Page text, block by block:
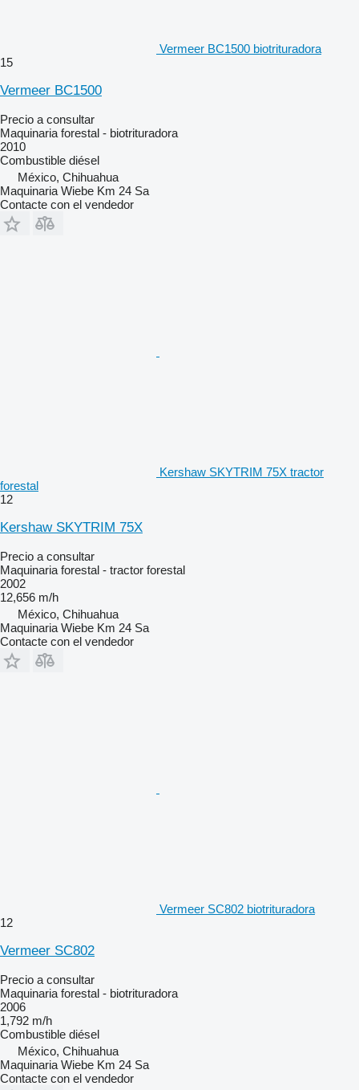
Vermeer BC1500 biotrituradora
15
Vermeer BC1500
Precio a consultar
Maquinaria forestal - biotrituradora
2010
Combustible diésel
México, Chihuahua
Maquinaria Wiebe Km 24 Sa
Contacte con el vendedor
Kershaw SKYTRIM 75X tractor
forestal
12
Kershaw SKYTRIM 75X
Precio a consultar
Maquinaria forestal - tractor forestal
2002
12,656 m/h
México, Chihuahua
Maquinaria Wiebe Km 24 Sa
Contacte con el vendedor
Vermeer SC802 biotrituradora
12
Vermeer SC802
Precio a consultar
Maquinaria forestal - biotrituradora
2006
1,792 m/h
Combustible diésel
México, Chihuahua
Maquinaria Wiebe Km 24 Sa
Contacte con el vendedor